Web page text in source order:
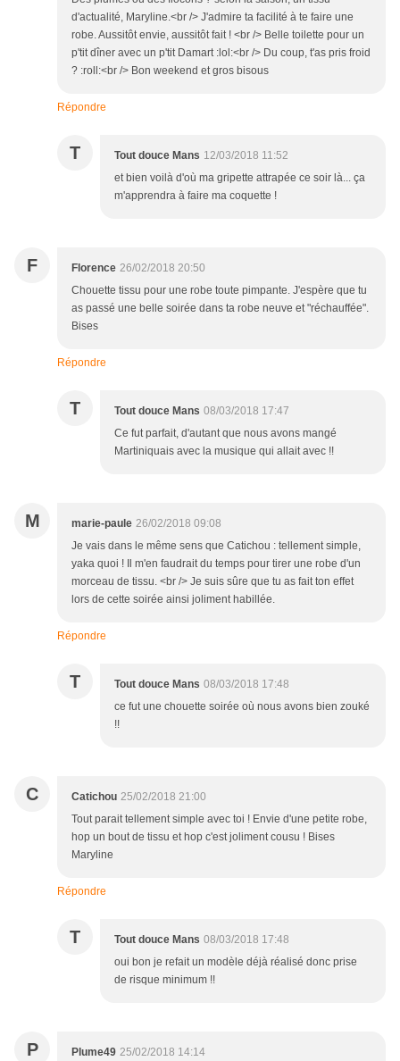
d'actualité, Maryline.<br /> J'admire ta facilité à te faire une
robe. Aussitôt envie, aussitôt fait ! <br /> Belle toilette pour un
p'tit dîner avec un p'tit Damart :lol:<br /> Du coup, t'as pris froid
? :roll:<br /> Bon weekend et gros bisous
Répondre
T Tout douce Mans 12/03/2018 11:52
et bien voilà d'où ma gripette attrapée ce soir là... ça
m'apprendra à faire ma coquette !
F Florence 26/02/2018 20:50
Chouette tissu pour une robe toute pimpante. J'espère que tu
as passé une belle soirée dans ta robe neuve et "réchauffée".
Bises
Répondre
T Tout douce Mans 08/03/2018 17:47
Ce fut parfait, d'autant que nous avons mangé
Martiniquais avec la musique qui allait avec !!
M marie-paule 26/02/2018 09:08
Je vais dans le même sens que Catichou : tellement simple,
yaka quoi ! Il m'en faudrait du temps pour tirer une robe d'un
morceau de tissu. <br /> Je suis sûre que tu as fait ton effet
lors de cette soirée ainsi joliment habillée.
Répondre
T Tout douce Mans 08/03/2018 17:48
ce fut une chouette soirée où nous avons bien zouké
!!
C Catichou 25/02/2018 21:00
Tout parait tellement simple avec toi ! Envie d'une petite robe,
hop un bout de tissu et hop c'est joliment cousu ! Bises
Maryline
Répondre
T Tout douce Mans 08/03/2018 17:48
oui bon je refait un modèle déjà réalisé donc prise
de risque minimum !!
P Plume49 25/02/2018 14:14